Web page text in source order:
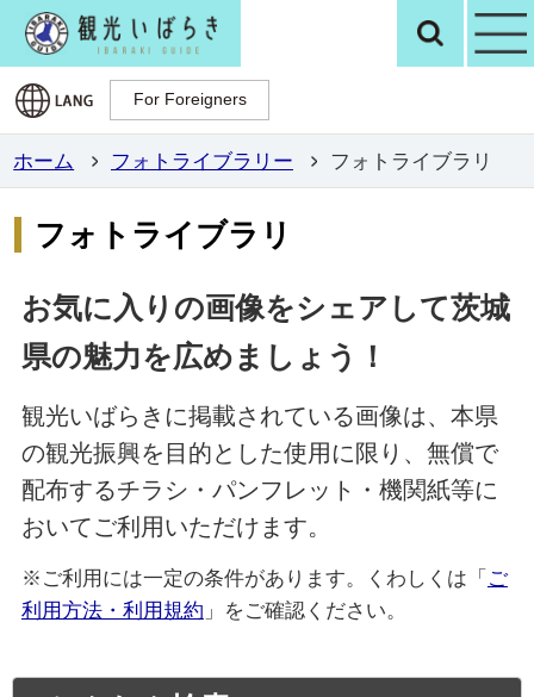
観光いばらき検
For Foreigners
For Foreigners
ホーム フォトライブラリー フォトライブラリ
フォトライブラリ
お気に入りの画像をシェアして茨城
県の魅力を広めましょう！
観光いばらきに掲載されている画像は、本県
の観光振興を目的とした使用に限り、無償で
配布するチラシ・パンフレット・機関紙等に
おいてご利用いただけます。
※ご利用には一定の条件があります。くわしくは「ご
利用方法・利用規約 」をご確認ください。